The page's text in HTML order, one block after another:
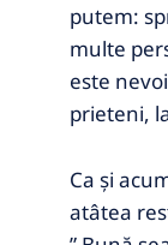
putem:
multe
este
prieteni,
Ca și
atâtea